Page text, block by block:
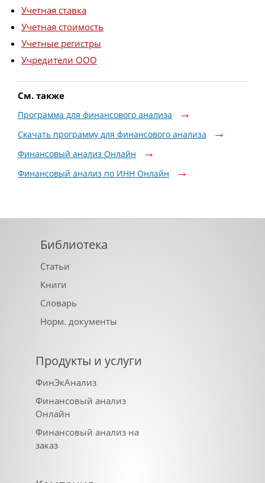
Учетная ставка
Учетная стоимость
Учетные регистры
Учредители ООО
См. также
Программа для финансового анализа
Скачать программу для финансового анализа
Финансовый анализ Онлайн
Финансовый анализ по ИНН Онлайн
Библиотека
Статьи
Книги
Словарь
Норм. документы
Продукты и услуги
ФинЭкАнализ
Финансовый анализ
Онлайн
Финансовый анализ на
заказ